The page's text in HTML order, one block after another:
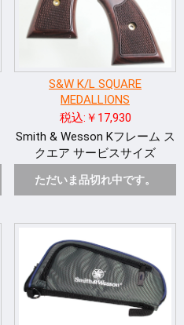
S&W K/L SQUARE
MEDALLIONS
税込:￥17,930
Smith & Wesson Kフレーム ス
クエア サービスサイズ
ただいま品切れ中です。